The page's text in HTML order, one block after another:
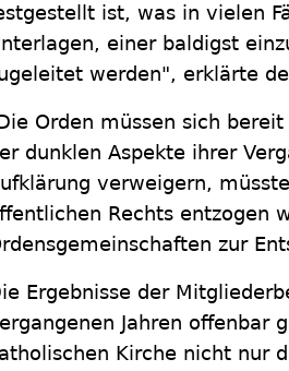
ist, was in vielen
einer baldigst
werden", erklärte
Orden müssen sich
dunklen Aspekte ihrer
verweigern,
Rechts entzogen
zur
Ergebnisse der
Jahren offenbar
Kirche nicht nur